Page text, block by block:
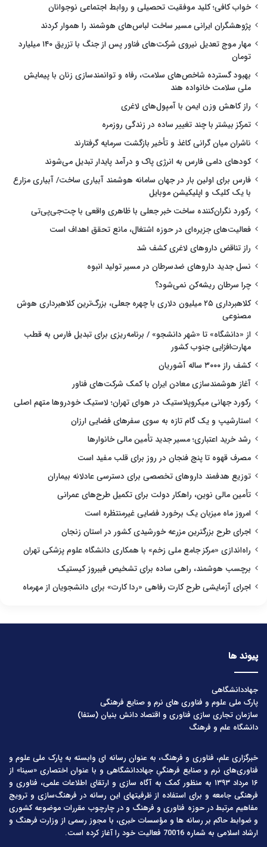
خواب کافی؛ کلید موفقیت تحصیلی و روابط اجتماعی نوجوانان
پژوهشگران ایرانی مسیر ساخت لباس‌های هوشمند را هموار کردند
مهار موج تعدیل نیروی شرکت‌های فناور پس از جنگ با تزریق ۱۴۰ میلیارد
تومان
بهبود گسترده شاخص‌های سلامت، رفاه و توانمندسازی زنان با پیمایش
ملی سلامت خانواده هند
راز کاهش وزن ایمن با آمپول‌های لاغری
تمرکز بیشتر با چند تغییر ساده در زندگی روزمره
ناشران میان گرانی کاغذ و تأخیر بازگشت سرمایه گرفتارند
کودهای دامی فارس به انرژی پاک و درآمد پایدار تبدیل می‌شوند
فارس برای اولین بار در جهان سامانه هوشمند آبیاری ساخت/ آبیاری مزارع
با یک کلیک و اپلیکیشن موبایل
رکورد نگران‌کننده ساخت خبر جعلی با ظاهری واقعی با چت‌جی‌پی‌تی
فعالیت‌های جزیره‌ای در حوزه اشتغال، مانع تحقق اهداف است
راز تناقض داروهای لاغری کشف شد
نسل جدید داروهای ضدسرطان در مسیر تولید انبوه
چرا سرطان ریشه‌کن نمی‌شود؟
کلاهبرداری ۲۵ میلیون دلاری با چهره جعلی، بزرگ‌ترین کلاهبرداری هوش
مصنوعی
از «دانشگاه» تا «شهر دانشجو» / برنامه‌ریزی برای تبدیل فارس به قطب
مهارت‌افزایی جنوب کشور
کشف راز ۳۰۰۰ ساله آشوریان
آغاز هوشمندسازی معادن ایران با کمک شرکت‌های فناور
رکورد جهانی میکروپلاستیک در هوای تهران؛ لاستیک خودروها متهم اصلی
استارشیپ و یک گام تازه به سوی سفرهای فضایی ارزان
رشد خرید اعتباری؛ مسیر جدید تأمین مالی خانوارها
مصرف قهوه تا پنج فنجان در روز برای قلب مفید است
توزیع هدفمند داروهای تخصصی برای دسترسی عادلانه بیماران
تأمین مالی نوین، راهکار دولت برای تکمیل طرح‌های عمرانی
امروز ماه میزبان یک برخورد فضایی غیرمنتظره است
اجرای طرح بزرگترین مزرعه خورشیدی کشور در استان زنجان
راه‌اندازی «مرکز جامع ملی زخم» با همکاری دانشگاه علوم پزشکی تهران
برچسب هوشمند، راهی ساده برای تشخیص فیبروز کیستیک
اجرای آزمایشی طرح کارت رفاهی «ردا کارت» برای دانشجویان از مهرماه
پیوند ها
جهاددانشگاهی
پارک ملی علوم و فناوری های نرم و صنایع فرهنگی
سازمان تجاری سازی فناوری و اقتصاد دانش بنیان (ستفا)
دانشگاه علم و فرهنگ
خبرگزاری علم، فناوری و فرهنگ، به عنوان رسانه ای وابسته به پارک ملی علوم و
فناوری‌های نرم و صنایع فرهنگیِ جهاددانشگاهی و با عنوان اختصاری «سینا» از
۱۶ مرداد ۱۳۹۳ به منظور کمک به آگاه سازی و ارتقای اطلاعات علمی، فناوری و
فرهنگی جامعه و برای استفاده از ظرفیتهای این رسانه در فرهنگ‌سازی و ترویج
مفاهیم مرتبط در حوزه فناوری و فرهنگ و در چارچوب مقررات موضوعه کشوری
و ضوابط حاکم بر رسانه ها و مؤسسات خبری، با مجوز رسمی از وزارت فرهنگ و
ارشاد اسلامی به شماره 70016 فعالیت خود را آغاز کرده است.